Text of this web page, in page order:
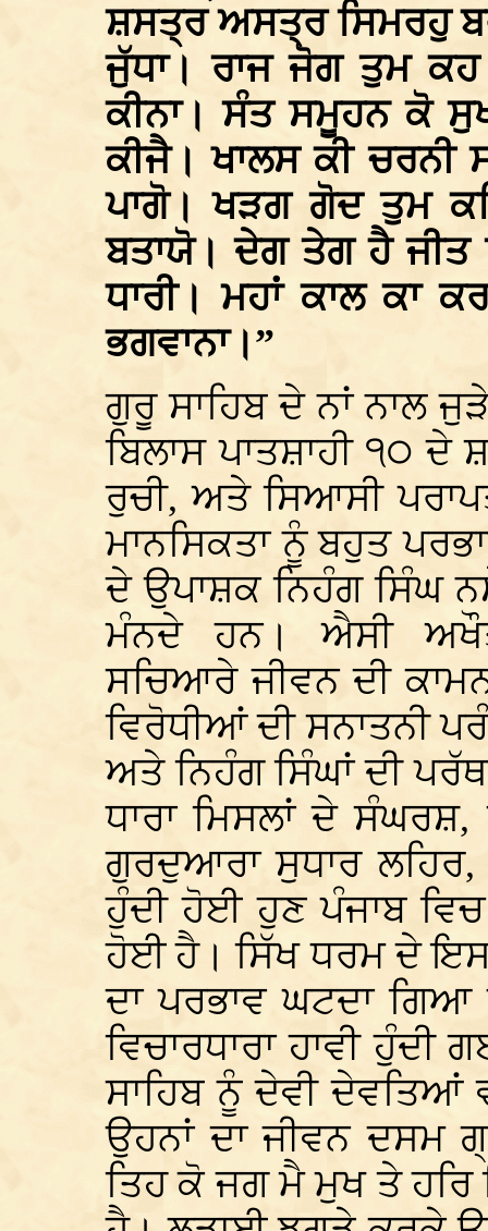
ਸ਼ਸਤ੍ਰ ਅਸਤ੍ਰ ਸਿਮਰਹੁ
ਜੁੱਧਾ। ਰਾਜ ਜੋਗ ਤੁਮ
ਕੀਨਾ। ਸੰਤ ਸਮੂਹਨ ਕੋ
ਕੀਜੈ। ਖਾਲਸ ਕੀ
ਪਾਗੋ। ਖੜਗ ਗੋਦ ਤੁਮ
ਬਤਾਯੋ। ਦੇਗ ਤੇਗ ਹੈ ਜੀਤ
ਧਾਰੀ। ਮਹਾਂ ਕਾਲ ਕਾ
ਭਗਵਾਨਾ।”
ਗੁਰੂ ਸਾਹਿਬ ਦੇ ਨਾਂ ਨਾਲ
ਬਿਲਾਸ ਪਾਤਸ਼ਾਹੀ ੧੦ ਦੇ
ਰੁਚੀ, ਅਤੇ ਸਿਆਸੀ
ਮਾਨਸਿਕਤਾ ਨੂੰ ਬਹੁਤ
ਦੇ ਉਪਾਸ਼ਕ ਨਿਹੰਗ ਸਿੰਘ
ਮੰਨਦੇ ਹਨ। ਐਸੀ
ਸਚਿਆਰੇ ਜੀਵਨ ਦੀ
ਵਿਰੋਧੀਆਂ ਦੀ ਸਨਾਤਨੀ
ਅਤੇ ਨਿਹੰਗ ਸਿੰਘਾਂ ਦੀ
ਧਾਰਾ ਮਿਸਲਾਂ ਦੇ ਸੰਘਰਸ਼,
ਗੁਰਦੁਆਰਾ ਸੁਧਾਰ
ਹੁੰਦੀ ਹੋਈ ਹੁਣ ਪੰਜਾਬ ਵਿਚ
ਹੋਈ ਹੈ। ਸਿੱਖ ਧਰਮ ਦੇ
ਦਾ ਪਰਭਾਵ ਘਟਦਾ
ਵਿਚਾਰਧਾਰਾ ਹਾਵੀ
ਸਾਹਿਬ ਨੂੰ ਦੇਵੀ ਦੇਵਤਿਆਂ
ਉਹਨਾਂ ਦਾ ਜੀਵਨ ਦਸਮ
ਤਿਹ ਕੋ ਜਗ ਮੈ ਮੁਖ ਤੇ ਹਰਿ